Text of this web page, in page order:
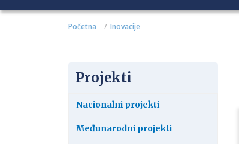
Početna Inovacije
Projekti
Nacionalni projekti
Međunarodni projekti